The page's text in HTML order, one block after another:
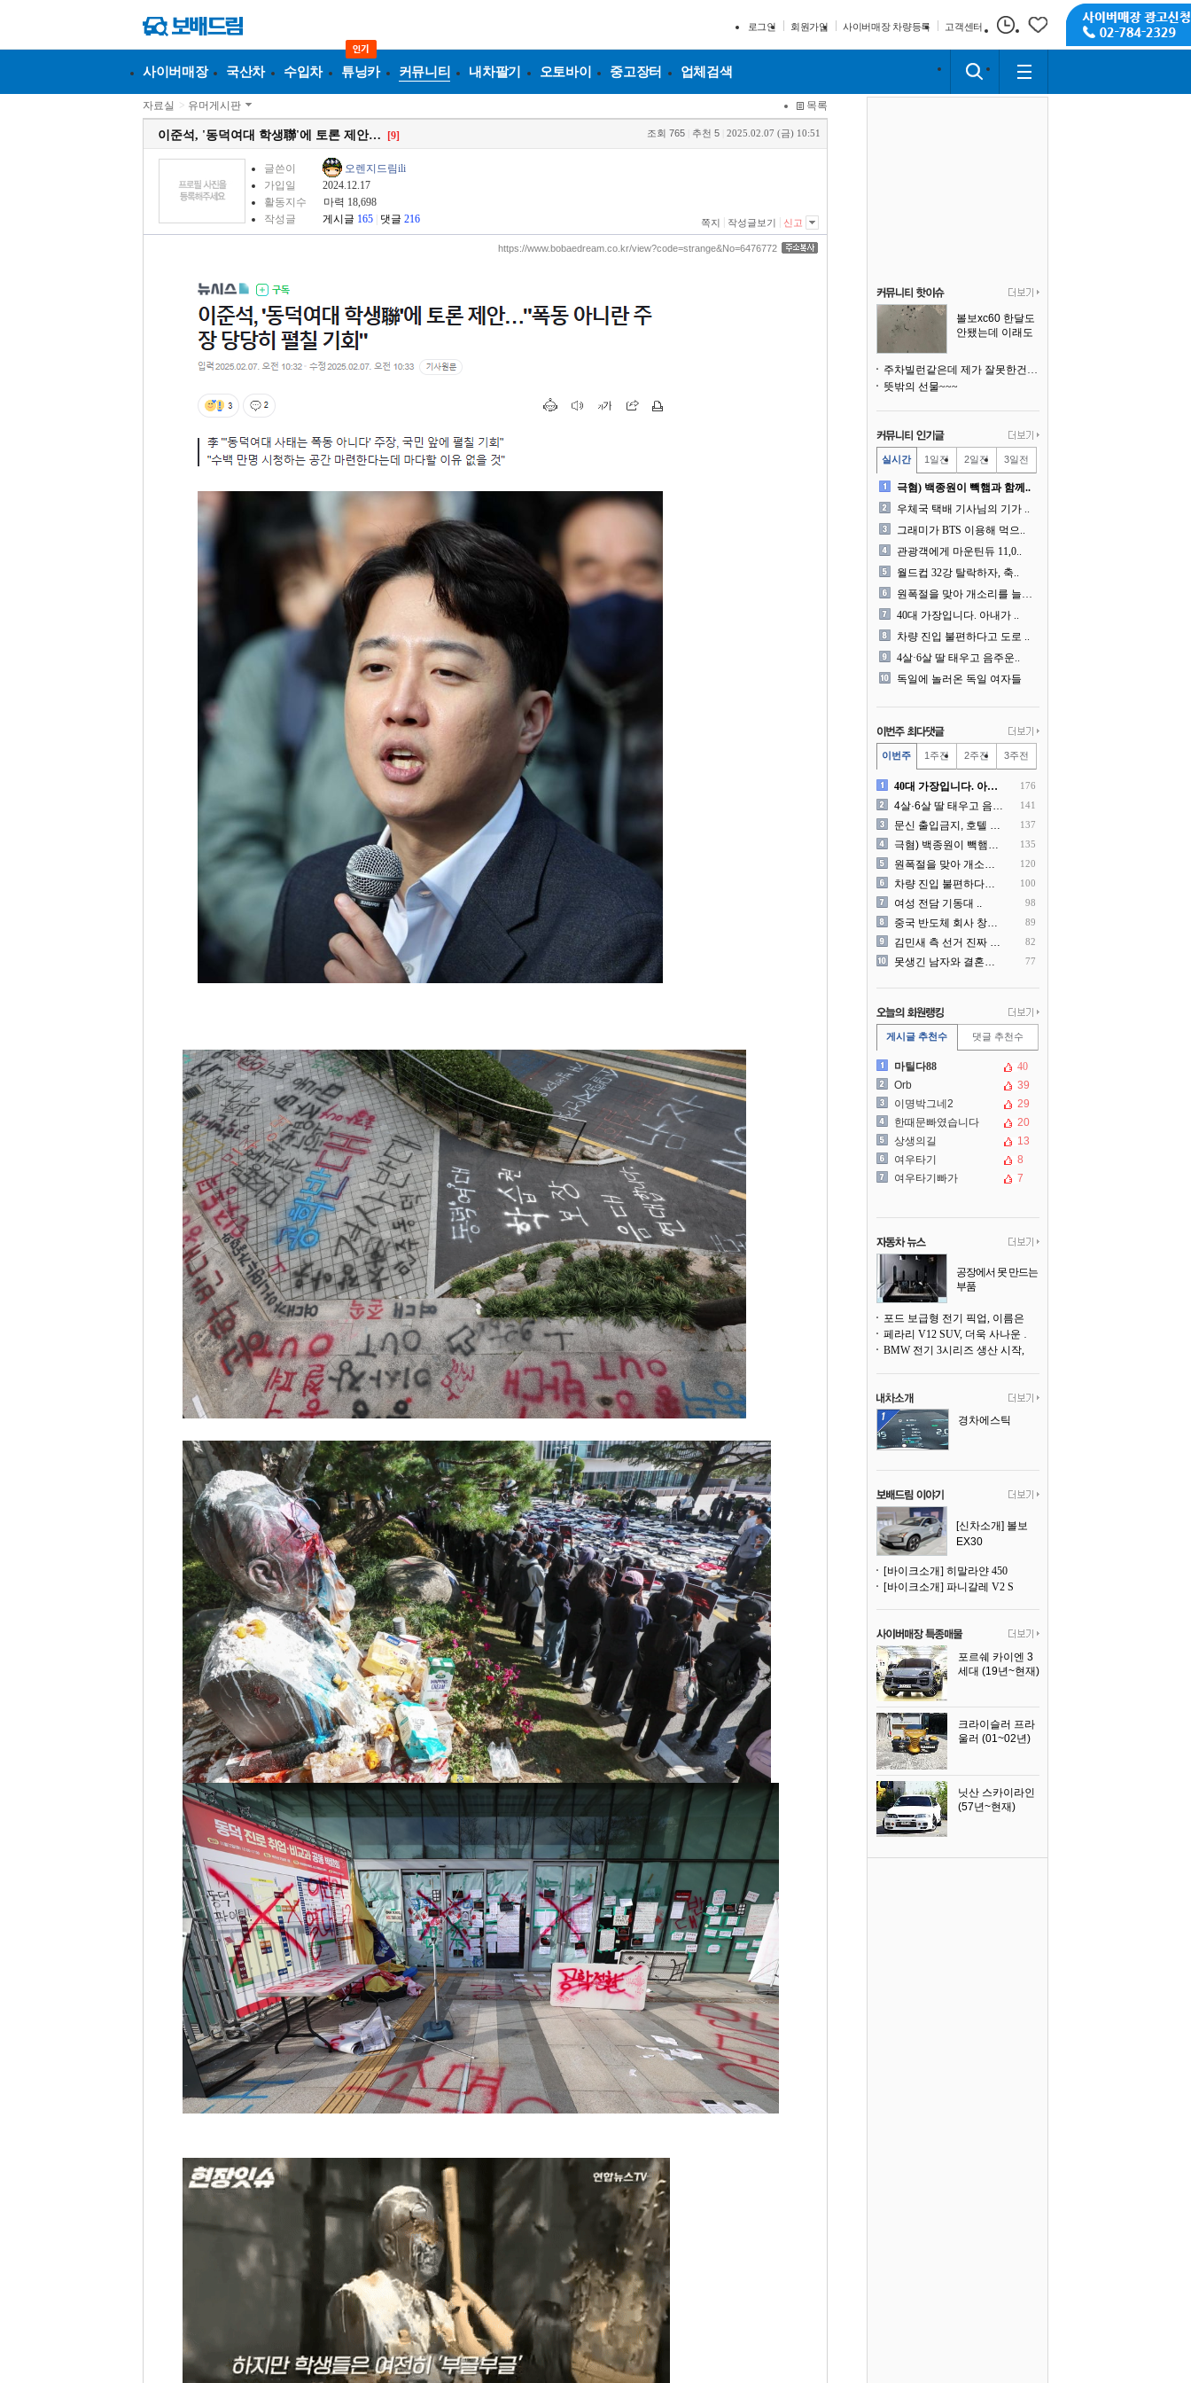
로그인 회원가입 사이버매장 차량등록 고객센터
사이버매장 국산차 수입차 튜닝카 커뮤니티 내차팔기 오토바이 중고장터 업체검색
자료실 > 유머게시판 목록
이준석, '동덕여대 학생聯'에 토론 제안… [9] 조회 765 추천 5 2025.02.07 (금) 10:51
글쓴이
오렌지드림ili
가입일
2024.12.17
활동지수
마력 18,698
작성글
게시글 165 댓글 216 쪽지 작성글보기 신고
https://www.bobaedream.co.kr/view?code=strange&No=6476772
볼보xc60 한달도
안됐는데 이래도
주차빌런같은데 제가 잘못한건가요
뜻밖의 선물~~~
실시간 1일전 2일전 3일전
극혐) 백종원이 빽햄과 함께..
우체국 택배 기사님의 기가 ..
그래미가 BTS 이용해 먹으..
관광객에게 마운틴듀 11,0..
월드컵 32강 탈락하자, 축..
원폭절을 맞아 개소리를 늘어..
40대 가장입니다. 아내가 ..
차량 진입 불편하다고 도로 ..
4살·6살 딸 태우고 음주운..
독일에 놀러온 독일 여자들
이번주 1주전 2주전 3주전
40대 가장입니다. 아내가 .. 176
4살·6살 딸 태우고 음주운.. 141
문신 출입금지, 호텔 헬스장.. 137
극혐) 백종원이 빽햄과 함께.. 135
원폭절을 맞아 개소리를 늘어.. 120
차량 진입 불편하다고 도로 .. 100
여성 전담 기동대 .. 98
중국 반도체 회사 창신메모리.. 89
김민새 측 선거 진짜 더럽게.. 82
못생긴 남자와 결혼해서 후회.. 77
게시글 추천수 댓글 추천수
마틸다88
40
Orb
39
이명박그네2
29
한때문빠였습니다
20
상생의길
13
여우타기
8
여우타기빠가
7
공장에서 못 만드는
부품
어낸다
페라리 V12 SUV, 더욱 사나운 얼굴로 돌아온다
경차에스틱
[신차소개] 볼보
EX30
[바이크소개] 히말라얀 450
[바이크소개] 파니갈레 V2 S
포르쉐 카이엔 3
세대 (19년~현재)
크라이슬러 프라
울러 (01~02년)
닛산 스카이라인
(57년~현재)